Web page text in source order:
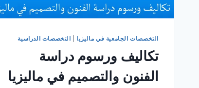
التخصصات الجامعية في ماليزيا التخصصات الدراسية
تكاليف ورسوم دراسة
الفنون والتصميم في ماليزيا